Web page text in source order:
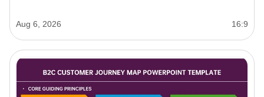
Aug 6, 2026 16:9